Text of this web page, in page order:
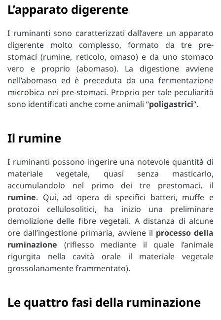
L’apparato digerente
I ruminanti sono caratterizzati dall’avere un apparato
digerente molto complesso, formato da tre pre-
stomaci (rumine, reticolo, omaso) e da uno stomaco
vero e proprio (abomaso). La digestione avviene
nell’abomaso ed è preceduta da una fermentazione
microbica nei pre-stomaci. Proprio per tale peculiarità
sono identificati anche come animali “poligastrici“.
Il rumine
I ruminanti possono ingerire una notevole quantità di
materiale vegetale, quasi senza masticarlo,
accumulandolo nel primo dei tre prestomaci, il
rumine. Qui, ad opera di specifici batteri, muffe e
protozoi cellulosolitici, ha inizio una preliminare
demolizione delle fibre vegetali. A distanza di alcune
ore dall’ingestione primaria, avviene il processo della
ruminazione (riflesso mediante il quale l’animale
rigurgita nella cavità orale il materiale vegetale
grossolanamente frammentato).
Le quattro fasi della ruminazione